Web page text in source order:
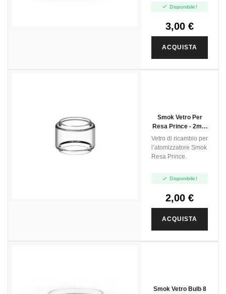
 Disponibile!
3,00 €
ACQUISTA
Smok Vetro Per
Resa Prince - 2ml -
1pz
Vetro di ricambio per
l’atomizzatore Smok
Resa Prince.
 Disponibile!
2,00 €
ACQUISTA
Smok Vetro Bulb 8